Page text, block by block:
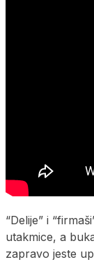
“Delije” i
utakmice, a
zapravo jeste